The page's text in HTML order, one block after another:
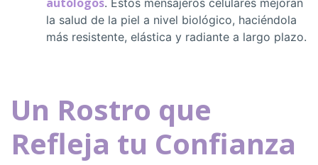
. Estos mensajeros celulares mejoran
la salud de la piel a nivel biológico, haciéndola
más resistente, elástica y radiante a largo plazo.
Un Rostro que
Refleja tu Confianza